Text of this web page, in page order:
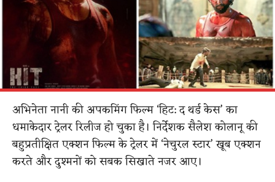
अभिनेता नानी की अपकमिंग फिल्म ‘हिट: द थर्ड केस’ का
धमाकेदार ट्रेलर रिलीज हो चुका है। निर्देशक सैलेश कोलानू की
बहुप्रतीक्षित एक्शन फिल्म के ट्रेलर में ‘नेचुरल स्टार’ खूब एक्शन
करते और दुश्मनों को सबक सिखाते नजर आए।